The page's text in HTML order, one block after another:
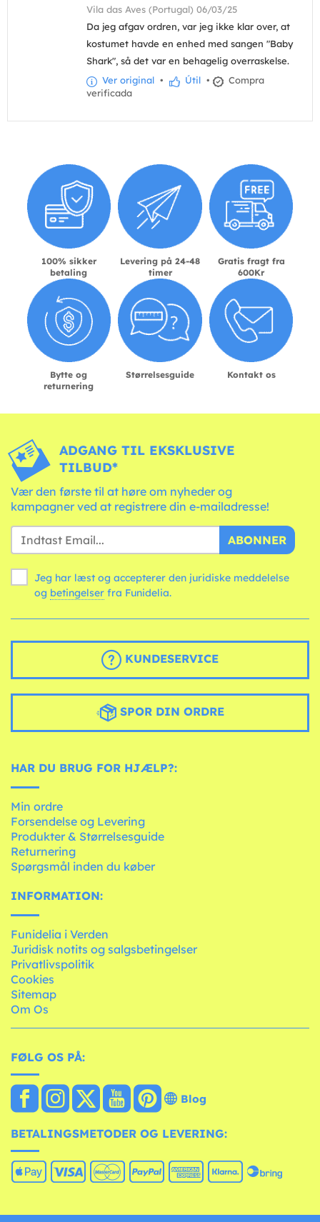
Vila das Aves (Portugal) 06/03/25
Da jeg afgav ordren, var jeg ikke klar over, at
kostumet havde en enhed med sangen "Baby
Shark", så det var en behagelig overraskelse.
Ver original • Útil •
Compra
verificada
100% sikker
betaling
Levering på 24-48
timer
Gratis fragt fra
600Kr
Bytte og
returnering
Størrelsesguide Kontakt os
ADGANG TIL EKSKLUSIVE
TILBUD*
Vær den første til at høre om nyheder og
kampagner ved at registrere din e-mailadresse!
ABONNER
Jeg har læst og accepterer den juridiske meddelelse
og betingelser fra Funidelia.
KUNDESERVICE
SPOR DIN ORDRE
HAR DU BRUG FOR HJÆLP?:
Min ordre
Forsendelse og Levering
Produkter & Størrelsesguide
Returnering
Spørgsmål inden du køber
INFORMATION:
Funidelia i Verden
Juridisk notits og salgsbetingelser
Privatlivspolitik
Cookies
Sitemap
Om Os
FØLG OS PÅ:
Blog
BETALINGSMETODER OG LEVERING: